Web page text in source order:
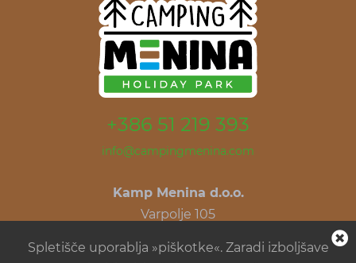
+386 51 219 393
info@campingmenina.com
Kamp Menina d.o.o.
Varpolje 105
Slovenia
Spletišče uporablja »piškotke«. Zaradi izboljšave